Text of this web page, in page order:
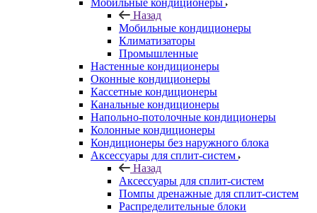
Мобильные кондиционеры
Назад
Мобильные кондиционеры
Климатизаторы
Промышленные
Настенные кондиционеры
Оконные кондиционеры
Кассетные кондиционеры
Канальные кондиционеры
Напольно-потолочные кондиционеры
Колонные кондиционеры
Кондиционеры без наружного блока
Аксессуары для сплит-систем
Назад
Аксессуары для сплит-систем
Помпы дренажные для сплит-систем
Распределительные блоки